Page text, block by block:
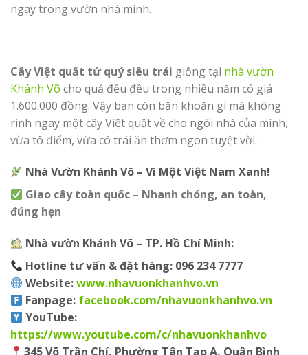
ngay trong vườn nhà mình.
Cây Việt quất tứ quý siêu trái giống tại nhà vườn
Khánh Võ cho quả đều đều trong nhiều năm có giá
1.600.000 đồng. Vậy bạn còn băn khoăn gì mà không
rinh ngay một cây Việt quất về cho ngôi nhà của mình,
vừa tô điểm, vừa có trái ăn thơm ngon tuyệt vời.
Nhà Vườn Khánh Võ – Vì Một Việt Nam Xanh!
Giao cây toàn quốc – Nhanh chóng, an toàn,
đúng hẹn
Nhà vườn Khánh Võ – TP. Hồ Chí Minh:
Hotline tư vấn & đặt hàng: 096 234 7777
Website:www.nhavuonkhanhvo.vn
Fanpage: facebook.com/nhavuonkhanhvo.vn
YouTube:
https://www.youtube.com/c/nhavuonkhanhvo
345 Võ Trần Chí, Phường Tân Tạo A, Quận Bình